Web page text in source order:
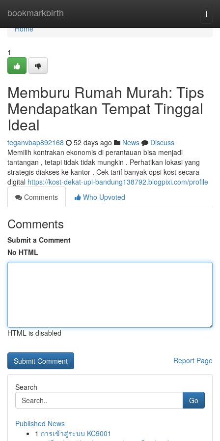
bookmarkbirth
Home
Home
1
Memburu Rumah Murah: Tips
Mendapatkan Tempat Tinggal
Ideal
teganvbap892168 52 days ago News
Discuss
Memilih kontrakan ekonomis di perantauan bisa menjadi
tantangan , tetapi tidak tidak mungkin . Perhatikan lokasi yang
strategis diakses ke kantor . Cek tarif banyak opsi kost secara
digital https://kost-dekat-upi-bandung138792.blogpixi.com/profile
Comments
Who Upvoted
Comments
Submit a Comment
No HTML
HTML is disabled
Report Page
Search
Go
Published News
1 การเข้าสู่ระบบ KC9001